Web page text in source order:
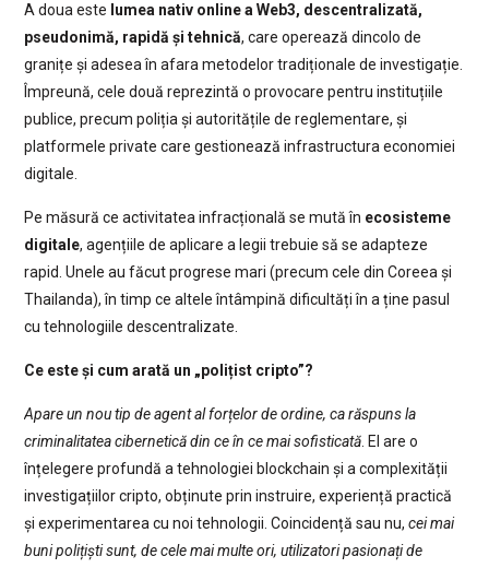
A doua este lumea nativ online a Web3, descentralizată,
pseudonimă, rapidă și tehnică, care operează dincolo de
granițe și adesea în afara metodelor tradiționale de investigație.
Împreună, cele două reprezintă o provocare pentru instituțiile
publice, precum poliția și autoritățile de reglementare, și
platformele private care gestionează infrastructura economiei
digitale.
Pe măsură ce activitatea infracțională se mută în ecosisteme
digitale, agențiile de aplicare a legii trebuie să se adapteze
rapid. Unele au făcut progrese mari (precum cele din Coreea și
Thailanda), în timp ce altele întâmpină dificultăți în a ține pasul
cu tehnologiile descentralizate.
Ce este și cum arată un „polițist cripto”?
Apare un nou tip de agent al forțelor de ordine, ca răspuns la
criminalitatea cibernetică din ce în ce mai sofisticată. El are o
înțelegere profundă a tehnologiei blockchain și a complexității
investigațiilor cripto, obținute prin instruire, experiență practică
și experimentarea cu noi tehnologii. Coincidență sau nu, cei mai
buni polițiști sunt, de cele mai multe ori, utilizatori pasionați de